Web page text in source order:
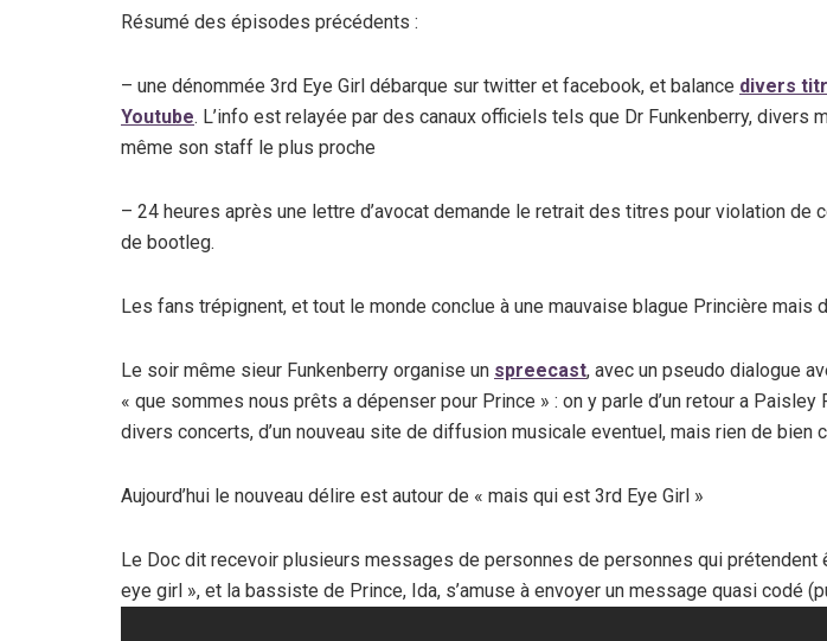
Résumé des épisodes précédents :
– une dénommée 3rd Eye Girl débarque sur twitter et facebook, et balance divers
Youtube. L’info est relayée par des canaux officiels tels que Dr Funkenberry, divers
même son staff le plus proche
– 24 heures après une lettre d’avocat demande le retrait des titres pour violation de
de bootleg.
Les fans trépignent, et tout le monde conclue à une mauvaise blague Princière mais
Le soir même sieur Funkenberry organise un spreecast, avec un pseudo dialogue
« que sommes nous prêts a dépenser pour Prince » : on y parle d’un retour a Paisley
divers concerts, d’un nouveau site de diffusion musicale eventuel, mais rien de bien
Aujourd’hui le nouveau délire est autour de « mais qui est 3rd Eye Girl »
Le Doc dit recevoir plusieurs messages de personnes de personnes qui prétendent
eye girl », et la bassiste de Prince, Ida, s’amuse à envoyer un message quasi codé